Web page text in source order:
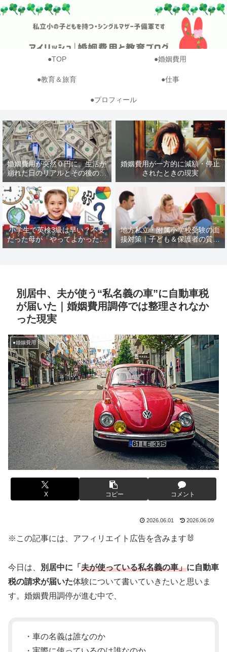
●TOP ●婚姻費用
●教育＆旅育 ●仕事
●プロフィール
婚姻費用が突然０円に。生活が
崩れた日のリアルとその後のや
りくり【体験談】
婚姻費用が一方的に減額・停止
されたときの現実
小学生で英検3級は早い？不安
だった母が「やってよかった」
と思えた理由
地方私立・附属小学校受験の面
接対策｜子ども＆保護者の質問
例と模範回答【塾なし→2ヶ月
別居中、夫が使う“私名義の車”に自動車税
が届いた｜婚姻費用調停では整理されなか
った現実
●婚姻費用
X コピー コメント
2026.06.01 2026.06.09
※この記事には、アフィリエイト広告を含みます🐰
今日は、 別居中に「 夫が使っている私名義の車」に自動車
税の請求が届いた体験について書いていきたいと思いま
す。婚姻費用調停が進む中で、
・車の名義は誰なのか